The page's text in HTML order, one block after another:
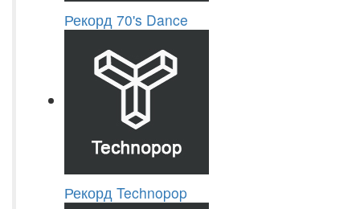
Рекорд 70's Dance
Рекорд Technopop